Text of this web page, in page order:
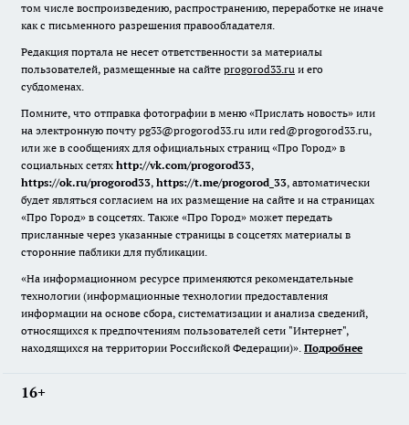
том числе воспроизведению, распространению, переработке не иначе
как с письменного разрешения правообладателя.
Редакция портала не несет ответственности за материалы
пользователей, размещенные на сайте progorod33.ru и его
субдоменах.
Помните, что отправка фотографии в меню «Прислать новость» или
на электронную почту pg33@progorod33.ru или red@progorod33.ru,
или же в сообщениях для официальных страниц «Про Город» в
социальных сетях http://vk.com/progorod33,
https://ok.ru/progorod33, https://t.me/progorod_33, автоматически
будет являться согласием на их размещение на сайте и на страницах
«Про Город» в соцсетях. Также «Про Город» может передать
присланные через указанные страницы в соцсетях материалы в
сторонние паблики для публикации.
«На информационном ресурсе применяются рекомендательные
технологии (информационные технологии предоставления
информации на основе сбора, систематизации и анализа сведений,
относящихся к предпочтениям пользователей сети "Интернет",
находящихся на территории Российской Федерации)». Подробнее
16+